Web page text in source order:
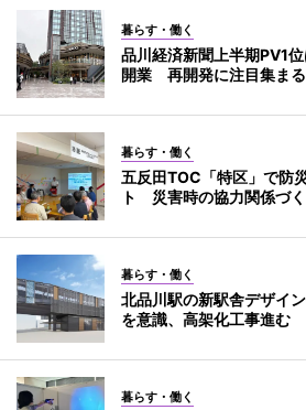
暮らす・働く
品川経済新聞上半期PV1
開業 再開発に注目集まる
暮らす・働く
五反田TOC「特区」で防
ト 災害時の協力関係づ
暮らす・働く
北品川駅の新駅舎デザイ
を意識、高架化工事進む
暮らす・働く